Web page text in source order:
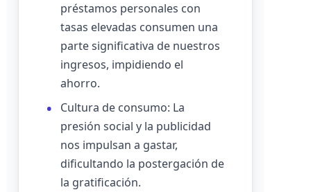
préstamos personales con
tasas elevadas consumen una
parte significativa de nuestros
ingresos, impidiendo el
ahorro.
Cultura de consumo: La
presión social y la publicidad
nos impulsan a gastar,
dificultando la postergación de
la gratificación.